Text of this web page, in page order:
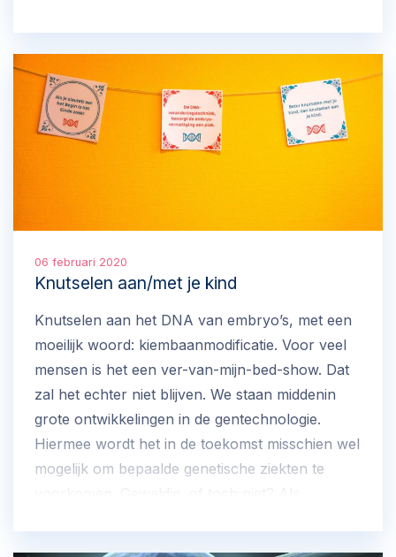
06 februari 2020
Knutselen aan/met je kind
Knutselen aan het DNA van embryo’s, met een
moeilijk woord: kiembaanmodificatie. Voor veel
mensen is het een ver-van-mijn-bed-show. Dat
zal het echter niet blijven. We staan middenin
grote ontwikkelingen in de gentechnologie.
Hiermee wordt het in de toekomst misschien wel
mogelijk om bepaalde genetische ziekten te